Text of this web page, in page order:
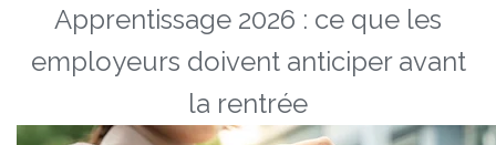
Apprentissage 2026 : ce que les
employeurs doivent anticiper avant
la rentrée